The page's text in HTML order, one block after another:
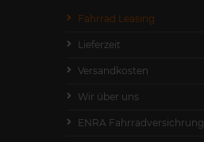
Fahrrad Leasing
Lieferzeit
Versandkosten
Wir über uns
ENRA Fahrradversichrung